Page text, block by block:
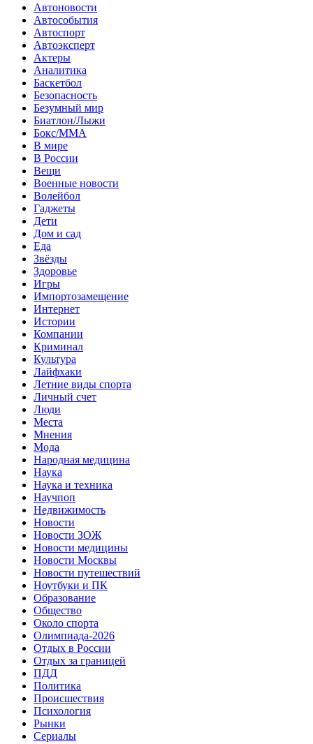
Автоновости
Автособытия
Автоспорт
Автоэксперт
Актеры
Аналитика
Баскетбол
Безопасность
Безумный мир
Биатлон/Лыжи
Бокс/MMA
В мире
В России
Вещи
Военные новости
Волейбол
Гаджеты
Дети
Дом и сад
Еда
Звёзды
Здоровье
Игры
Импортозамещение
Интернет
Истории
Компании
Криминал
Культура
Лайфхаки
Летние виды спорта
Личный счет
Люди
Места
Мнения
Мода
Народная медицина
Наука
Наука и техника
Научпоп
Недвижимость
Новости
Новости ЗОЖ
Новости медицины
Новости Москвы
Новости путешествий
Ноутбуки и ПК
Образование
Общество
Около спорта
Олимпиада-2026
Отдых в России
Отдых за границей
ПДД
Политика
Происшествия
Психология
Рынки
Сериалы